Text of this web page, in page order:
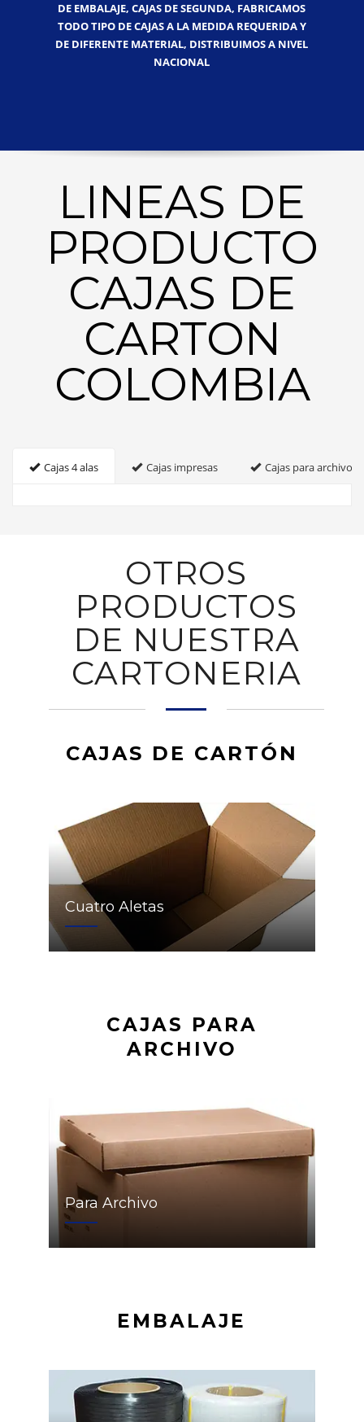
DE EMBALAJE, CAJAS DE SEGUNDA, FABRICAMOS
TODO TIPO DE CAJAS A LA MEDIDA REQUERIDA Y
DE DIFERENTE MATERIAL, DISTRIBUIMOS A NIVEL
NACIONAL
LINEAS DE
PRODUCTO
CAJAS DE
CARTON
COLOMBIA
Cajas 4 alas Cajas impresas Cajas para archivo
OTROS
PRODUCTOS
DE NUESTRA
CARTONERIA
CAJAS DE CARTÓN
Cuatro Aletas
CAJAS PARA
ARCHIVO
Para Archivo
EMBALAJE